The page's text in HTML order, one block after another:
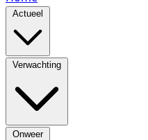
Actueel
Verwachting
Onweer